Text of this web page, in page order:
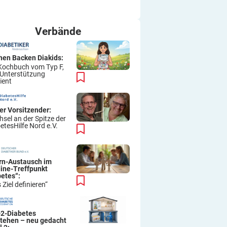
Verbände
Backen Diakids:
vom Typ F,
Vorsitzender:
an der Spitze der
Nord e.V.
Austausch im
Treffpunkt
Ziel definieren“
Diabetes
– neu gedacht